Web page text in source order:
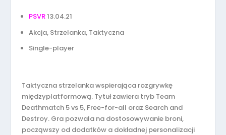
PSVR13.04.21
Akcja, Strzelanka, Taktyczna
Single-player
Taktyczna strzelanka wspierająca rozgrywkę
międzyplatformową. Tytuł zawiera tryb Team
Deathmatch 5 vs 5, Free-for-all oraz Search and
Destroy. Gra pozwala na dostosowywanie broni,
począwszy od dodatków a dokładnej personalizacji